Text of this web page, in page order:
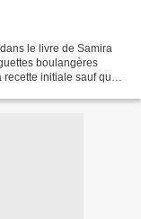
le livre de Samira
boulangères
initiale sauf que